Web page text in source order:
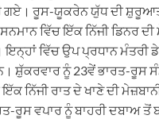
ਰੂਸ-ਯੂਕਰੇਨ ਯੁੱਧ ਦੀ
ਵਿੱਚ ਇੱਕ ਨਿੱਜੀ ਡਿਨਰ
ਵਿੱਚ ਉਪ ਪ੍ਰਧਾਨ
ਸ਼ੁੱਕਰਵਾਰ ਨੂੰ 23ਵੇਂ ਭਾਰਤ-ਰੂਸ
ਰਾਤ ਦੇ ਖਾਣੇ ਦੀ
ਰੂਸ ਵਪਾਰ ਨੂੰ ਬਾਹਰੀ ਦਬਾਅ ਤੋਂ